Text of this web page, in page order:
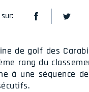
de golf des
rang du
à une séquence